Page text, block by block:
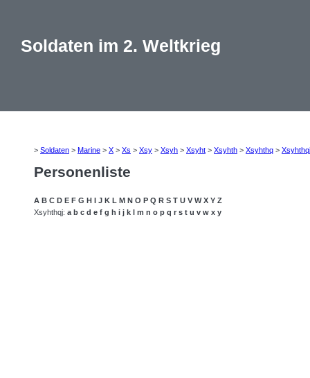
Soldaten im 2. Weltkrieg
> Soldaten > Marine > X > Xs > Xsy > Xsyh > Xsyht > Xsyhth > Xsyhthq > Xsyhthqj
Personenliste
A B C D E F G H I J K L M N O P Q R S T U V W X Y Z
Xsyhthqj: a b c d e f g h i j k l m n o p q r s t u v w x y